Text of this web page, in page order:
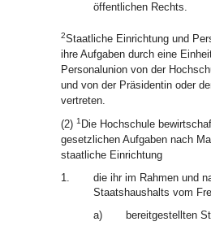
öffentlichen Rechts.
2Staatliche Einrichtung und
ihre Aufgaben durch eine
Personalunion von der
und von der Präsidentin oder
vertreten.
(2) 1 Die Hochschule
gesetzlichen Aufgaben nach
staatliche Einrichtung
1.
die ihr im Rahmen und
Staatshaushalts vom
a)
bereitgestellten